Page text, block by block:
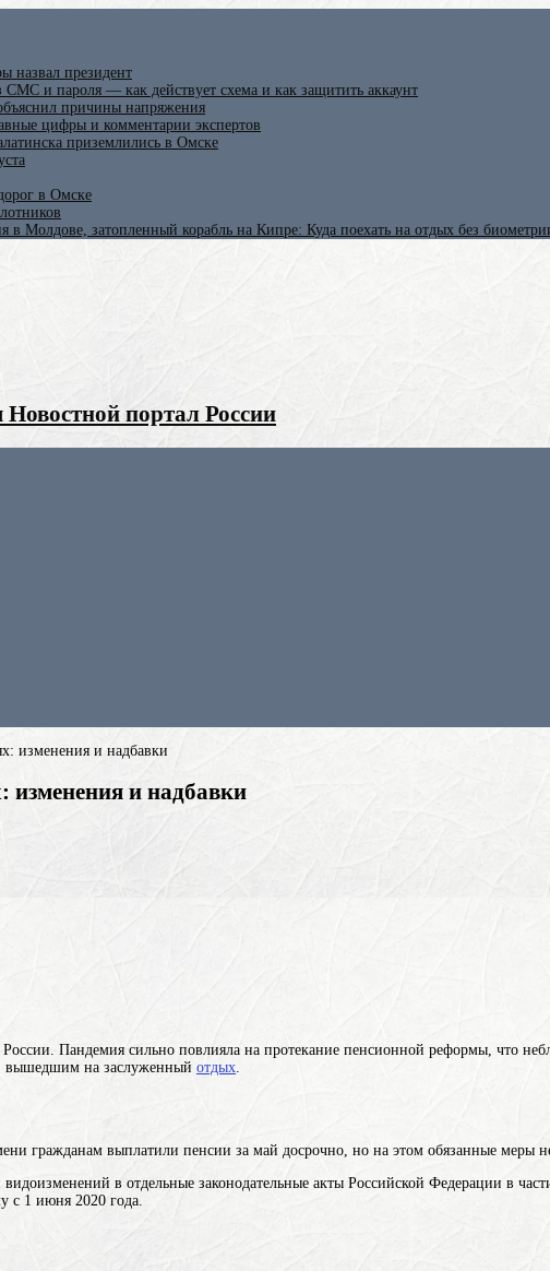
назвал президент
и пароля — как действует схема и как защитить аккаунт
причины напряжения
цифры и комментарии экспертов
приземлились в Омске
в Омске
Молдове, затопленный корабль на Кипре: Куда поехать на отдых без
портал России
изменения и надбавки
изменения и надбавки
Пандемия сильно повлияла на протекание пенсионной реформы, что
вышедшим на заслуженный отдых
гражданам выплатили пенсии за май досрочно, но на этом обязанные меры
в отдельные законодательные акты Российской Федерации в
с 1 июня 2020 года.